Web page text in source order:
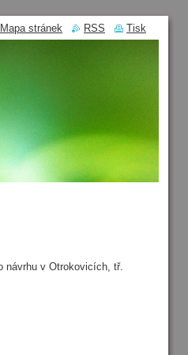
návrhu v Otrokovicích, tř.
Mapa stránek RSS Tisk